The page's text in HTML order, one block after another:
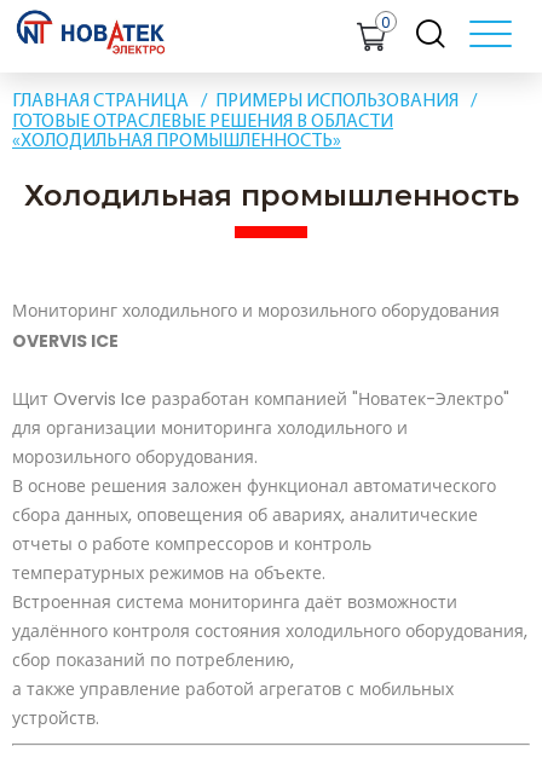
0
ГЛАВНАЯ СТРАНИЦА
ПРИМЕРЫ ИСПОЛЬЗОВАНИЯ
ГОТОВЫЕ ОТРАСЛЕВЫЕ РЕШЕНИЯ В ОБЛАСТИ
«ХОЛОДИЛЬНАЯ ПРОМЫШЛЕННОСТЬ»
Холодильная промышленность
Мониторинг холодильного и морозильного оборудования
OVERVIS ICE
Щит Overvis Ice разработан компанией "Новатек-Электро"
для организации мониторинга холодильного и
морозильного оборудования.
В основе решения заложен функционал автоматического
сбора данных, оповещения об авариях, аналитические
отчеты о работе компрессоров и контроль
температурных режимов на объекте.
Встроенная система мониторинга даёт возможности
удалённого контроля состояния холодильного оборудования,
сбор показаний по потреблению,
а также управление работой агрегатов с мобильных
устройств.